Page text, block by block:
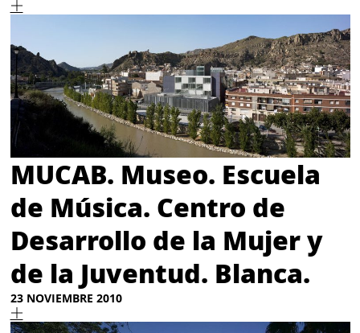
MUCAB. Museo. Escuela
de Música. Centro de
Desarrollo de la Mujer y
de la Juventud. Blanca.
23 NOVIEMBRE 2010